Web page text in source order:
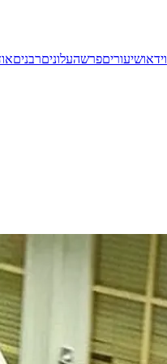
וידאושיעוריםפרשהעלוניםרבנים